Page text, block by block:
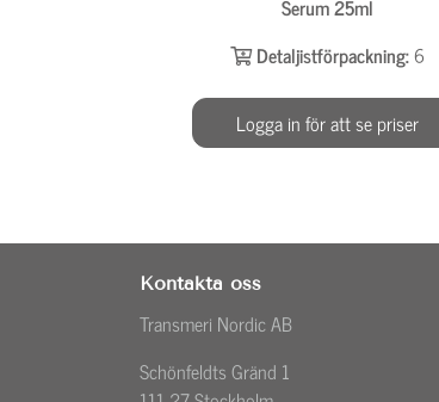
Serum 25ml
Detaljistförpackning:6
Logga in för att se priser
Kontakta oss
Transmeri Nordic AB
Schönfeldts Gränd 1